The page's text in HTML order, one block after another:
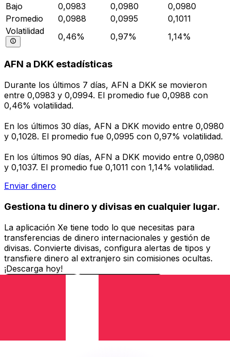
Bajo
0,0983 0,0980
0,0980
Promedio
0,0988 0,0995
0,1011
Volatilidad
0,46% 0,97% 1,14%
AFN a DKK estadísticas
Durante los últimos 7 días, AFN a DKK se movieron
entre 0,0983 y 0,0994. El promedio fue 0,0988 con
0,46% volatilidad.
En los últimos 30 días, AFN a DKK movido entre 0,0980
y 0,1028. El promedio fue 0,0995 con 0,97% volatilidad.
En los últimos 90 días, AFN a DKK movido entre 0,0980
y 0,1037. El promedio fue 0,1011 con 1,14% volatilidad.
Enviar dinero
Gestiona tu dinero y divisas en cualquier lugar.
La aplicación Xe tiene todo lo que necesitas para
transferencias de dinero internacionales y gestión de
divisas. Convierte divisas, configura alertas de tipos y
transfiere dinero al extranjero sin comisiones ocultas.
¡Descarga hoy!